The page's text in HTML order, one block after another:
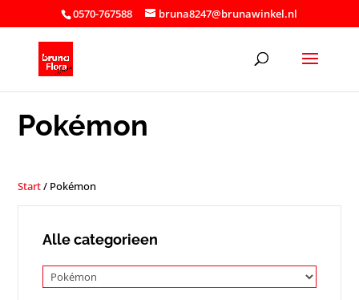
0570-767588 bruna8247@brunawinkel.nl
Pokémon
Start/ Pokémon
Alle categorieen